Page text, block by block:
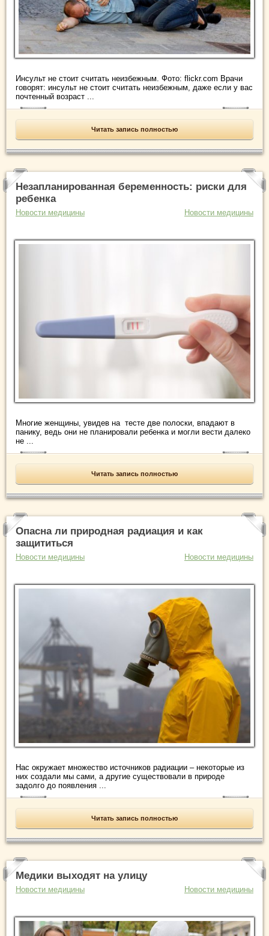
Инсульт не стоит считать неизбежным. Фото: flickr.com Врачи
говорят: инсульт не стоит считать неизбежным, даже если у вас
почтенный возраст ...
Читать запись полностью
Незапланированная беременность: риски для
ребенка
Новости медицины Новости медицины
Многие женщины, увидев на тесте две полоски, впадают в
панику, ведь они не планировали ребенка и могли вести далеко
не ...
Читать запись полностью
Опасна ли природная радиация и как
защититься
Новости медицины Новости медицины
Нас окружает множество источников радиации – некоторые из
них создали мы сами, а другие существовали в природе
задолго до появления ...
Читать запись полностью
Медики выходят на улицу
Новости медицины Новости медицины